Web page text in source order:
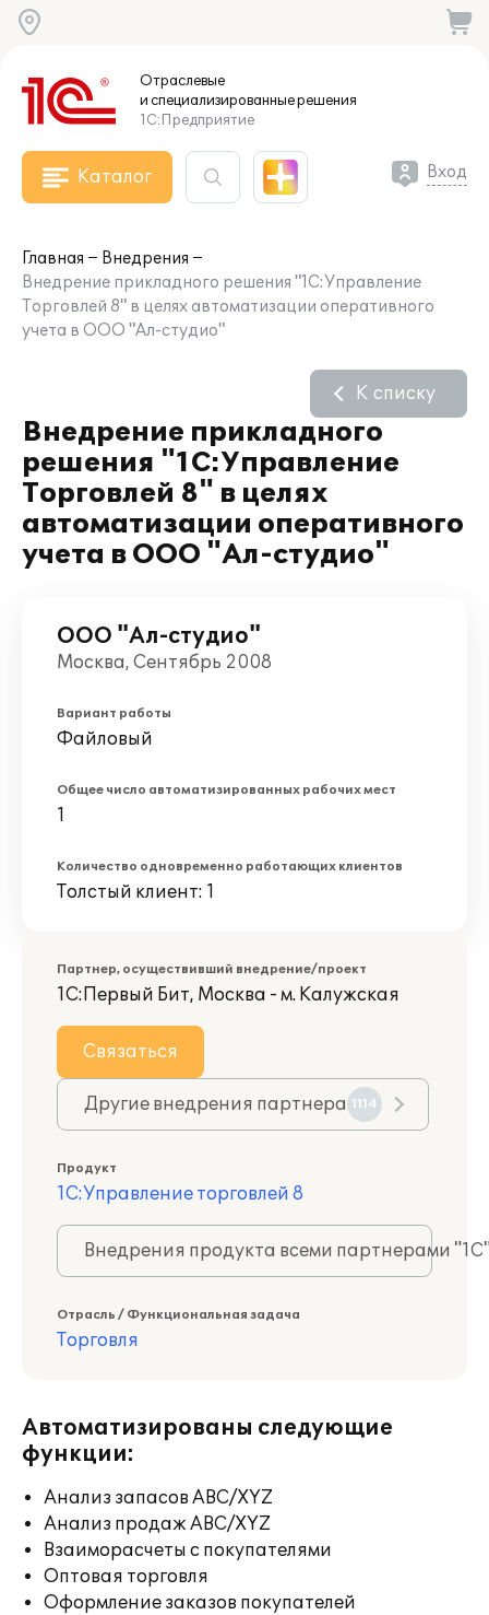
Отраслевые
и специализированныерешения
1С:Предприятие
Каталог Вход
Главная
Внедрения
Внедрение прикладного решения "1С:Управление
Торговлей 8" в целях автоматизации оперативного
учета в ООО "Ал-студио"
Внедрение прикладного
решения "1С:Управление
Торговлей 8" в целях
автоматизации оперативного
учета в ООО "Ал-студио"
К списку
ООО "Ал-студио"
Москва, Сентябрь 2008
Вариант работы
Файловый
Общее число автоматизированных рабочих мест
1
Количество одновременно работающих клиентов
Толстый клиент: 1
Партнер, осуществивший внедрение/проект
1С:Первый Бит, Москва - м. Калужская
Связаться
Другие внедрения партнера 1114
Продукт
1С:Управление торговлей 8
Внедрения продукта всеми партнерами
Отрасль / Функциональная задача
Торговля
Автоматизированы следующие
функции:
Анализ запасов ABC/XYZ
Анализ продаж ABC/XYZ
Взаиморасчеты с покупателями
Оптовая торговля
Оформление заказов покупателей